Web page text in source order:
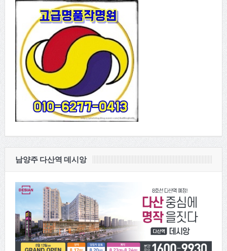
남양주 다산역 데시앙